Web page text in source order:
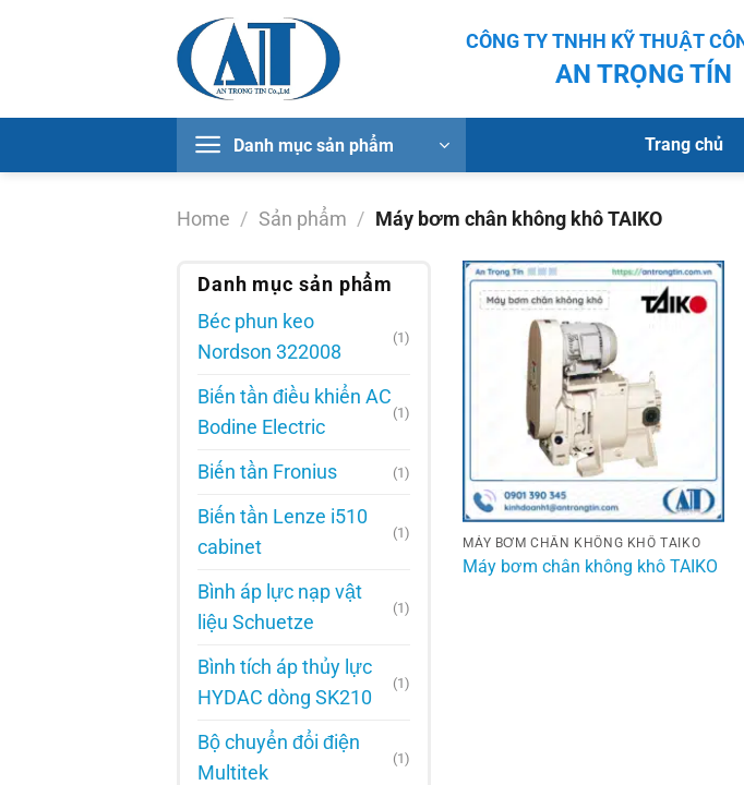
CÔNG TY TNHH KỸ THUẬT
AN TRỌNG TÍN
Danh mục sản phẩm Trang chủ
Home / Sản phẩm / Máy bơm chân không khô TAIKO
Danh mục sản phẩm
Béc phun keo
Nordson 322008
(1)
Biến tần điều khiển AC
Bodine Electric
(1)
Biến tần Fronius (1)
Biến tần Lenze i510
cabinet
(1)
Bình áp lực nạp vật
liệu Schuetze
(1)
Bình tích áp thủy lực
HYDAC dòng SK210
(1)
Bộ chuyển đổi điện
Multitek
(1)
MÁY BƠM CHÂN KHÔNG KHÔ TAIKO
Máy bơm chân không khô TAIKO